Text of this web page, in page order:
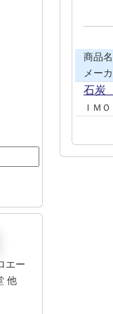
商品名
メー
石炭
ＩＭＯ
エー
他